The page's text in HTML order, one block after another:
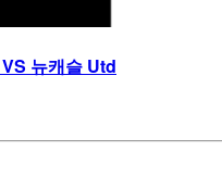
뉴캐슬 Utd